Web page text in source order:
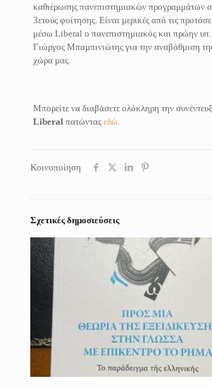
καθιέρωσης πανεπιστημιακών προγραμμάτων
3ετούς φοίτησης. Είναι μερικές από τις
μέσω Liberal ο πανεπιστημιακός και πρώην υπ.
Γιώργος Μπαμπινιώτης για την αναβάθμιση
χώρα μας.
Μπορείτε να διαβάσετε ολόκληρη την
Liberal πατώντας εδώ
Κοινοποίηση
Σχετικές δημοσιεύσεις